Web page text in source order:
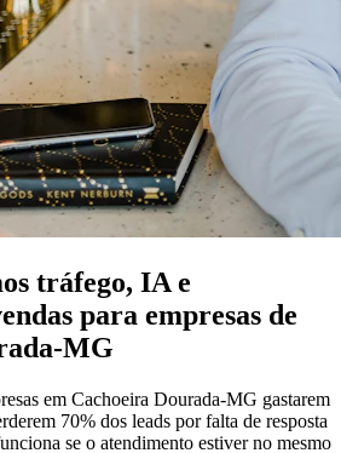
tráfego, IA e
para empresas de
MG
em Cachoeira Dourada-MG gastarem
70% dos leads por falta de resposta
se o atendimento estiver no mesmo